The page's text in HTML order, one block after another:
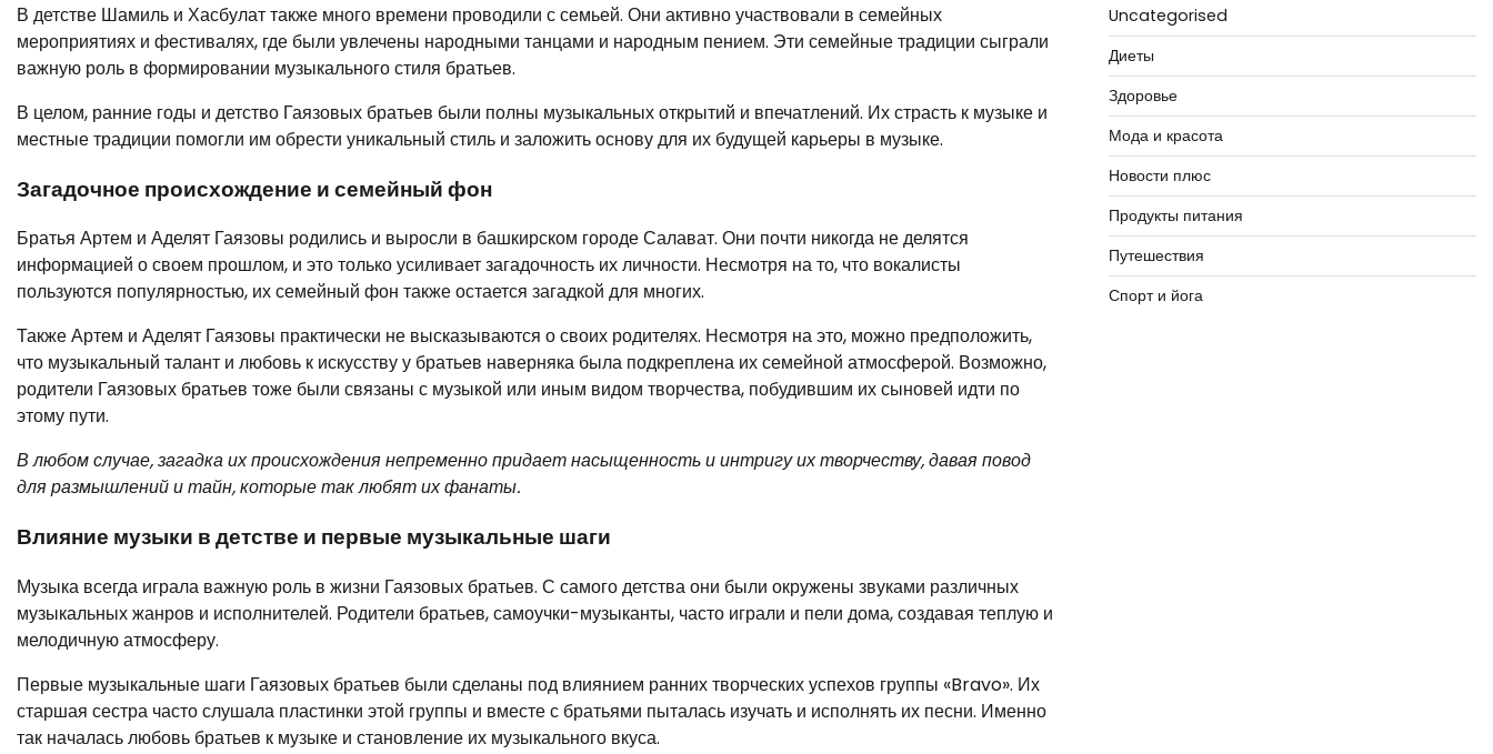
В детстве Шамиль и Хасбулат также много времени проводили с семьей. Они активно участвовали в семейных
мероприятиях и фестивалях, где были увлечены народными танцами и народным пением. Эти семейные традиции сыграли
важную роль в формировании музыкального стиля братьев.
В целом, ранние годы и детство Гаязовых братьев были полны музыкальных открытий и впечатлений. Их страсть к музыке и
местные традиции помогли им обрести уникальный стиль и заложить основу для их будущей карьеры в музыке.
Загадочное происхождение и семейный фон
Братья Артем и Аделят Гаязовы родились и выросли в башкирском городе Салават. Они почти никогда не делятся
информацией о своем прошлом, и это только усиливает загадочность их личности. Несмотря на то, что вокалисты
пользуются популярностью, их семейный фон также остается загадкой для многих.
Также Артем и Аделят Гаязовы практически не высказываются о своих родителях. Несмотря на это, можно предположить,
что музыкальный талант и любовь к искусству у братьев наверняка была подкреплена их семейной атмосферой. Возможно,
родители Гаязовых братьев тоже были связаны с музыкой или иным видом творчества, побудившим их сыновей идти по
этому пути.
В любом случае, загадка их происхождения непременно придает насыщенность и интригу их творчеству, давая повод
для размышлений и тайн, которые так любят их фанаты.
Влияние музыки в детстве и первые музыкальные шаги
Музыка всегда играла важную роль в жизни Гаязовых братьев. С самого детства они были окружены звуками различных
музыкальных жанров и исполнителей. Родители братьев, самоучки-музыканты, часто играли и пели дома, создавая теплую и
мелодичную атмосферу.
Первые музыкальные шаги Гаязовых братьев были сделаны под влиянием ранних творческих успехов группы «Bravo». Их
старшая сестра часто слушала пластинки этой группы и вместе с братьями пыталась изучать и исполнять их песни. Именно
так началась любовь братьев к музыке и становление их музыкального вкуса.
Uncategorised
Диеты
Здоровье
Мода и красота
Новости плюс
Продукты питания
Путешествия
Спорт и йога